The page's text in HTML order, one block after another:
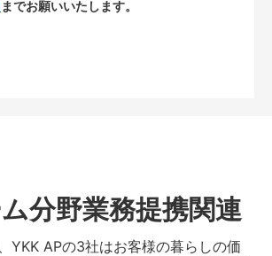
までお願いいたします。
分野業務提携関連
YKK APの3社はお客様の暮らしの価